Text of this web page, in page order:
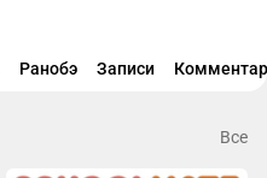
Ранобэ Записи
Все